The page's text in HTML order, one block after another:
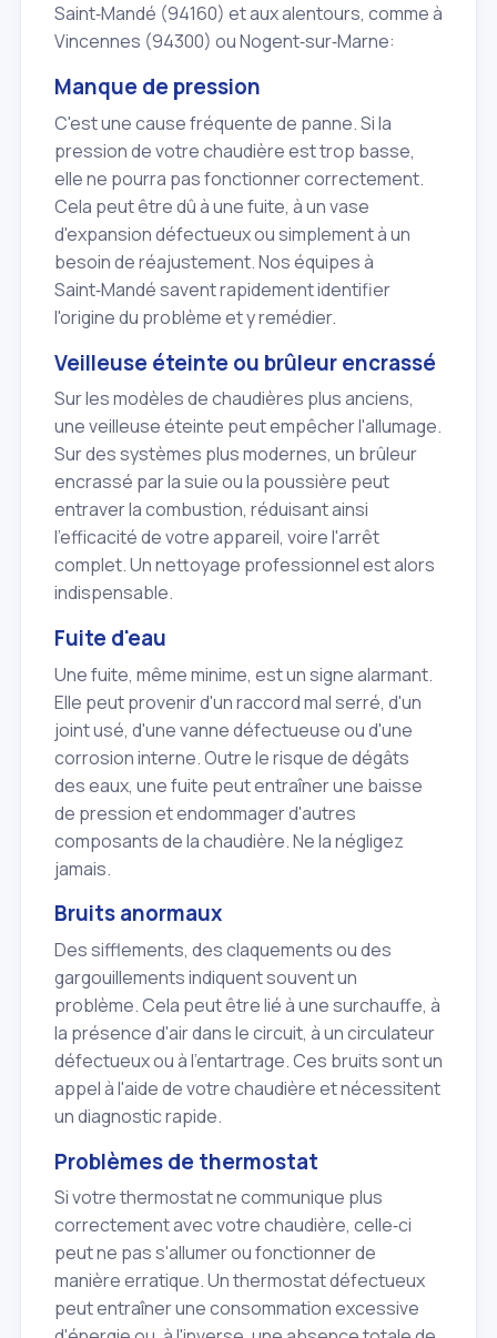
Saint‑Mandé (94160) et aux alentours, comme à
Vincennes (94300) ou Nogent‑sur‑Marne:
Manque de pression
C'est une cause fréquente de panne. Si la
pression de votre chaudière est trop basse,
elle ne pourra pas fonctionner correctement.
Cela peut être dû à une fuite, à un vase
d'expansion défectueux ou simplement à un
besoin de réajustement. Nos équipes à
Saint‑Mandé savent rapidement identifier
l'origine du problème et y remédier.
Veilleuse éteinte ou brûleur encrassé
Sur les modèles de chaudières plus anciens,
une veilleuse éteinte peut empêcher l'allumage.
Sur des systèmes plus modernes, un brûleur
encrassé par la suie ou la poussière peut
entraver la combustion, réduisant ainsi
l'efficacité de votre appareil, voire l'arrêt
complet. Un nettoyage professionnel est alors
indispensable.
Fuite d'eau
Une fuite, même minime, est un signe alarmant.
Elle peut provenir d'un raccord mal serré, d'un
joint usé, d'une vanne défectueuse ou d'une
corrosion interne. Outre le risque de dégâts
des eaux, une fuite peut entraîner une baisse
de pression et endommager d'autres
composants de la chaudière. Ne la négligez
jamais.
Bruits anormaux
Des sifflements, des claquements ou des
gargouillements indiquent souvent un
problème. Cela peut être lié à une surchauffe, à
la présence d'air dans le circuit, à un circulateur
défectueux ou à l'entartrage. Ces bruits sont un
appel à l'aide de votre chaudière et nécessitent
un diagnostic rapide.
Problèmes de thermostat
Si votre thermostat ne communique plus
correctement avec votre chaudière, celle‑ci
peut ne pas s'allumer ou fonctionner de
manière erratique. Un thermostat défectueux
peut entraîner une consommation excessive